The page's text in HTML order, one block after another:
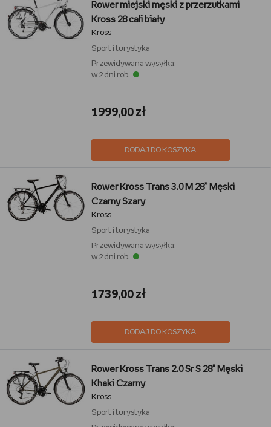
Rower miejski męski z przerzutkami
Kross 28 cali biały
Kross
Sport i turystyka
Przewidywana wysyłka:
w 2 dni rob.
1999,00 zł
DODAJ DO KOSZYKA
Rower Kross Trans 3.0 M 28” Męski
Czarny Szary
Kross
Sport i turystyka
Przewidywana wysyłka:
w 2 dni rob.
1739,00 zł
DODAJ DO KOSZYKA
Rower Kross Trans 2.0 Sr S 28" Męski
Khaki Czarny
Kross
Sport i turystyka